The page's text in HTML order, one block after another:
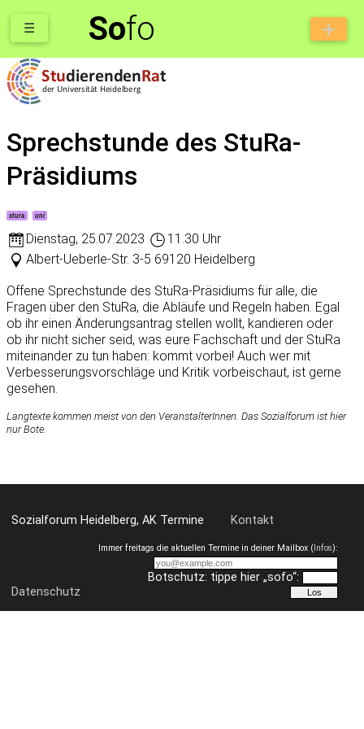
Sofo
☰
Sprechstunde des StuRa-
Präsidiums
stura uni
Dienstag, 25.07.2023
11.30 Uhr
Albert-Ueberle-Str. 3-5 69120 Heidelberg
Offene Sprechstunde des StuRa-Präsidiums für alle, die
Fragen über den StuRa, die Abläufe und Regeln haben. Egal
ob ihr einen Änderungsantrag stellen wollt, kandieren oder
ob ihr nicht sicher seid, was eure Fachschaft und der StuRa
miteinander zu tun haben: kommt vorbei! Auch wer mit
Verbesserungsvorschläge und Kritik vorbeischaut, ist gerne
gesehen.
Langtexte kommen meist von den VeranstalterInnen. Das Sozialforum ist hier
nur Bote.
Sozialforum Heidelberg, AK Termine Kontakt
Datenschutz
Immer freitags die aktuellen Termine in deiner Mailbox (Infos):
Botschutz: tippe hier „sofo“: